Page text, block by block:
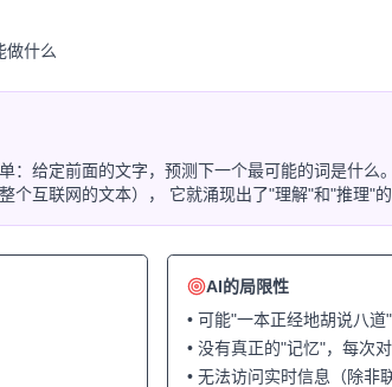
做什么
：给定前面的文字，预测下一个最可能的词是什么
个互联网的文本）， 它就涌现出了"理解"和"推理"的
AI的局限性
• 可能"一本正经地胡说八道"
• 没有真正的"记忆"，每次
• 无法访问实时信息（除非